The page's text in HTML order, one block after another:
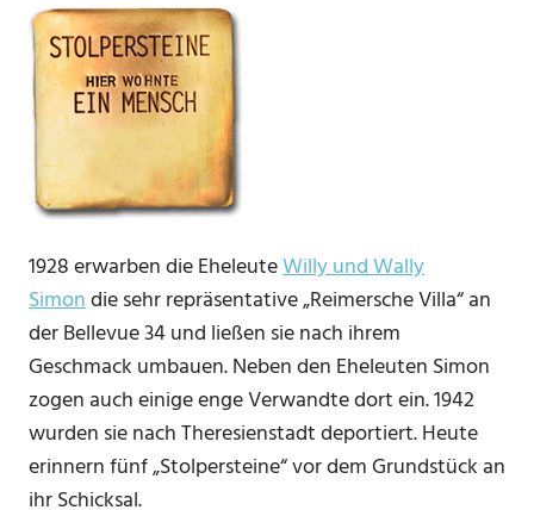
1928 erwarben die EheleuteWilly und Wally
Simondie sehr repräsentative „Reimersche Villa“ an
der Bellevue 34 und ließen sie nach ihrem
Geschmack umbauen. Neben den Eheleuten Simon
zogen auch einige enge Verwandte dort ein. 1942
wurden sie nach Theresienstadt deportiert. Heute
erinnern fünf „Stolpersteine“ vor dem Grundstück an
ihr Schicksal.